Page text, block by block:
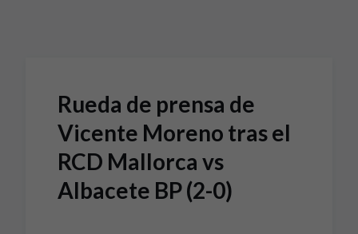
Rueda de prensa de
Vicente Moreno tras el
RCD Mallorca vs
Albacete BP (2-0)